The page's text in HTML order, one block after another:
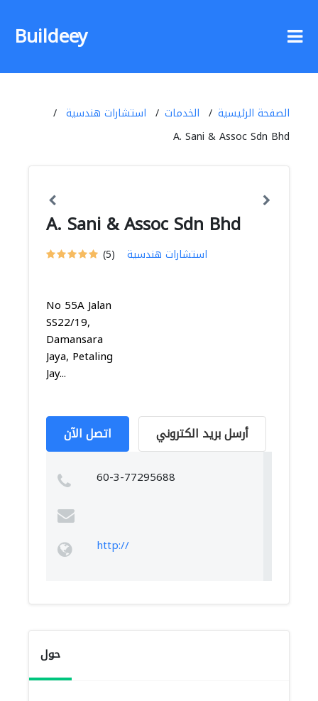
Buildeey
الصفحة الرئيسية الخدمات
استشارات هندسية
A. Sani & Assoc Sdn Bhd
A. Sani & Assoc Sdn Bhd
(5) استشارات هندسية
No 55A Jalan
SS22/19,
Damansara
Jaya, Petaling
Jay...
اتصل الآن أرسل بريد الكتروني
60-3-77295688
http://
حول